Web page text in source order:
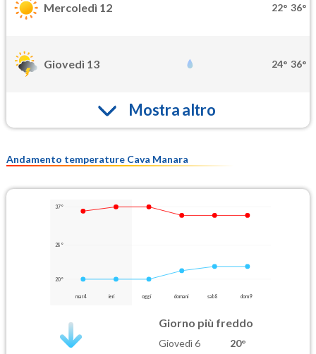
Mercoledì 12 22° 36°
Giovedì 13 24° 36°
Mostra altro
Andamento temperature Cava Manara
37°
28°
20°
mar 4 ieri oggi domani sab 8 dom 9
Giorno più freddo
Giovedì 6 20°